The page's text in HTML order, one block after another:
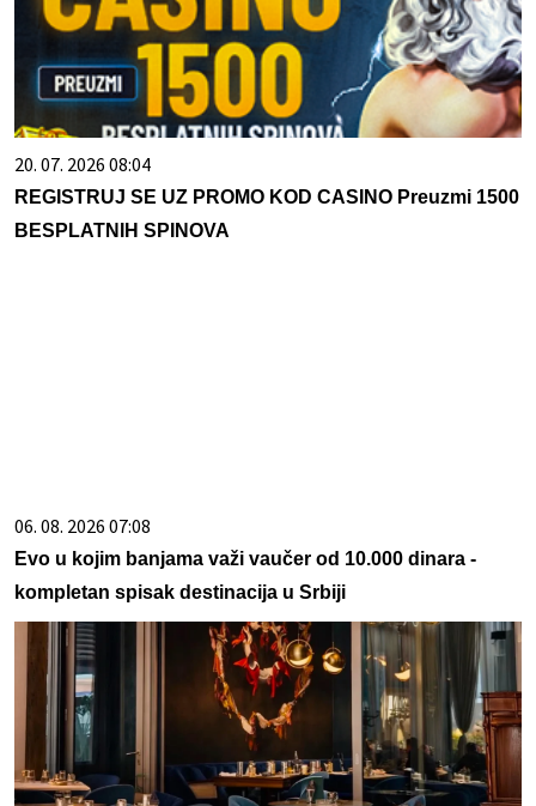
20. 07. 2026 08:04
REGISTRUJ SE UZ PROMO KOD CASINO Preuzmi 1500
BESPLATNIH SPINOVA
06. 08. 2026 07:08
Evo u kojim banjama važi vaučer od 10.000 dinara -
kompletan spisak destinacija u Srbiji